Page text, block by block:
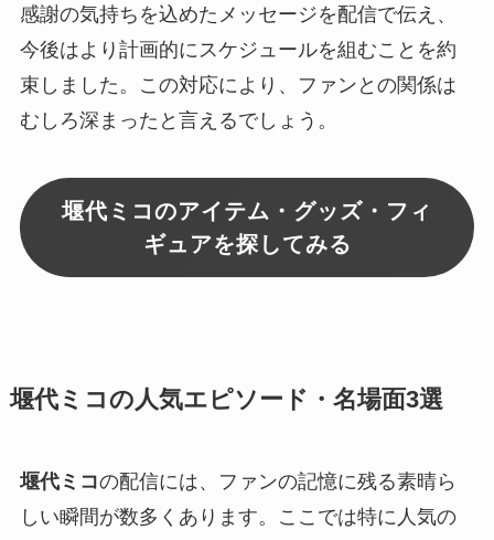
感謝の気持ちを込めたメッセージを配信で伝え、
今後はより計画的にスケジュールを組むことを約
束しました。この対応により、ファンとの関係は
むしろ深まったと言えるでしょう。
堰代ミコのアイテム・グッズ・フィ
ギュアを探してみる
堰代ミコの人気エピソード・名場面3選
堰代ミコの配信には、ファンの記憶に残る素晴ら
しい瞬間が数多くあります。ここでは特に人気の